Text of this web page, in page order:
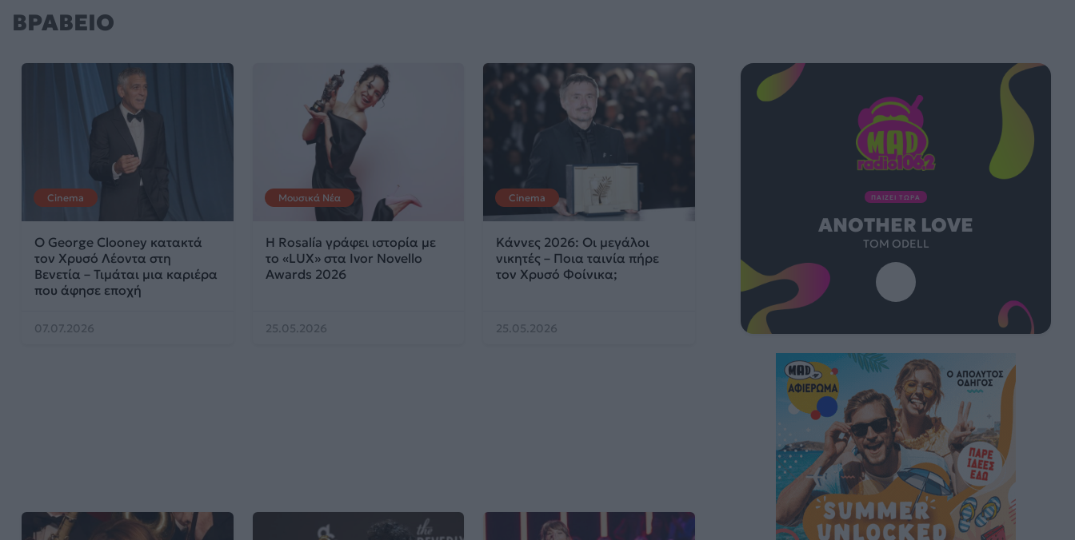
ΒΡΑΒΕΙΟ
Cinema
Ο George Clooney κατακτά
τον Χρυσό Λέοντα στη
Βενετία – Τιμάται μια καριέρα
που άφησε εποχή
07.07.2026
Μουσικά Νέα
Η Rosalía γράφει ιστορία με
το «LUX» στα Ivor Novello
Awards 2026
25.05.2026
Cinema
Κάννες 2026: Οι μεγάλοι
νικητές – Ποια ταινία πήρε
τον Χρυσό Φοίνικα;
25.05.2026
ΠΑΙΖΕΙ ΤΩΡΑ
ANOTHER LOVE
TOM ODELL